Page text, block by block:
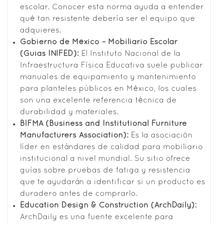
escolar. Conocer esta norma ayuda a entender
qué tan resistente debería ser el equipo que
adquieres.
Gobierno de México – Mobiliario Escolar
(Guías INIFED): El Instituto Nacional de la
Infraestructura Física Educativa suele publicar
manuales de equipamiento y mantenimiento
para planteles públicos en México, los cuales
son una excelente referencia técnica de
durabilidad y materiales.
BIFMA (Business and Institutional Furniture
Manufacturers Association): Es la asociación
líder en estándares de calidad para mobiliario
institucional a nivel mundial. Su sitio ofrece
guías sobre pruebas de fatiga y resistencia
que te ayudarán a identificar si un producto es
duradero antes de comprarlo.
Education Design & Construction (ArchDaily):
ArchDaily es una fuente excelente para